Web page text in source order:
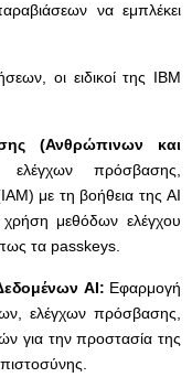
να εμπλέκει
οι ειδικοί της IBM
(Ανθρώπινων και
πρόσβασης,
με τη βοήθεια της AI
μεθόδων ελέγχου
τα passkeys.
AI: Εφαρμογή
ελέγχων πρόσβασης,
για την προστασία της